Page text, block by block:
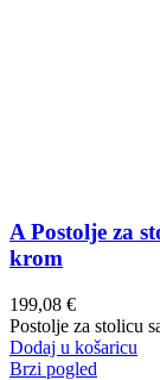
A Postolje za
krom
199,08 €
Postolje za stolicu
Dodaj u košaricu
Brzi pogled